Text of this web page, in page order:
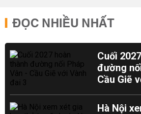
ĐỌC NHIỀU NHẤT
Cuối
đường
Cầu Giẽ
Hà Nội